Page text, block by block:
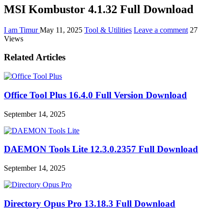
MSI Kombustor 4.1.32 Full Download
I am TimurMay 11, 2025 Tool & Utilities Leave a comment 27
Views
Related Articles
Office Tool Plus 16.4.0 Full Version Download
September 14, 2025
DAEMON Tools Lite 12.3.0.2357 Full Download
September 14, 2025
Directory Opus Pro 13.18.3 Full Download